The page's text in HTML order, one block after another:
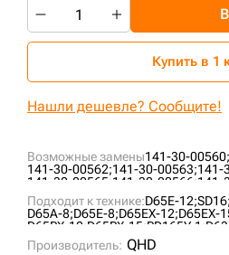
Возможные замены141-30-00560;
141-30-00562;141-30-00563;141-
141-30-00565;141-30-00566;141-
144-81-30050;
144-81-30051; 144-
144-81-30053;144-81-30054;14X-
14X-30-00141;14X-30-00142;14X-
14X-30-15001;16Y-40-06000;
Подходит к технике:D65E-12;SD16;
D65A-8;D65E-8;D65EX-12;D65EX-
D65PX-12;D65PX-15;PD165Y-1;
TA1602;
ZD160;
Производитель: QHD
Купить в 1
Нашли дешевле? Сообщите!